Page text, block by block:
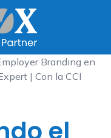
Branding en
| Con la CCI